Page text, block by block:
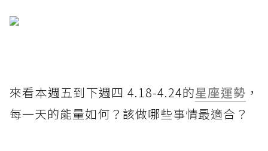
來看本週五到下週四 4.18-4.24的星座運勢 ，
每一天的能量如何？該做哪些事情最適合？